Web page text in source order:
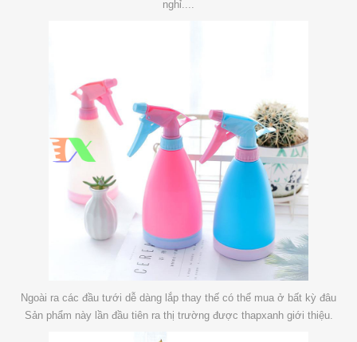
nghỉ....
Ngoài ra các đầu tưới dễ dàng lắp thay thế có thể mua ở bất kỳ đâu
Sản phẩm này lần đầu tiên ra thị trường được thapxanh giới thiệu.